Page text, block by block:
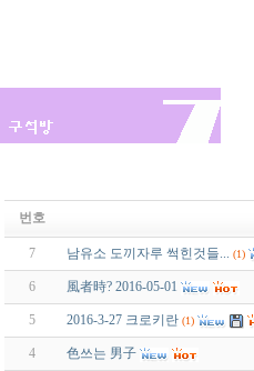
번호
7 남유소 도끼자루 썩힌것들... (1)
6 風者時? 2016-05-01
5 2016-3-27 크로키란 (1)
4 色쓰는 男子